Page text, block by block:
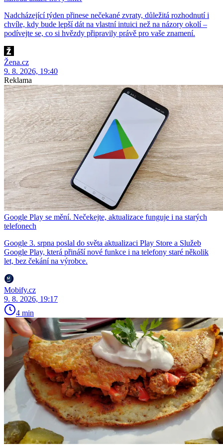
Nadcházející týden přinese nečekané zvraty, důležitá rozhodnutí i
chvíle, kdy bude lepší dát na vlastní intuici než na názory okolí –
podívejte se, co si hvězdy připravily právě pro vaše znamení.
Žena.cz
9. 8. 2026, 19:40
Reklama
Google Play se mění. Nečekejte, aktualizace funguje i na starých
telefonech
Google 3. srpna poslal do světa aktualizaci Play Store a Služeb
Google Play, která přináší nové funkce i na telefony staré několik
let, bez čekání na výrobce.
Mobify.cz
9. 8. 2026, 19:17
4 min